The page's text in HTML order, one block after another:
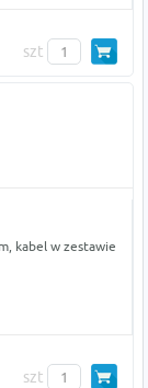
szt
kabel w zestawie
szt